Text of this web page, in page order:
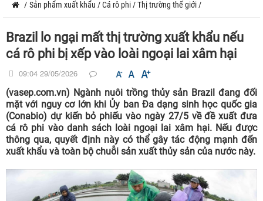
/ Sản phẩm xuất khẩu /Cá rô phi /Thị trường thế giới /
Brazil lo ngại mất thị trường xuất khẩu nếu
cá rô phi bị xếp vào loài ngoại lai xâm hại
09:04 29/05/2026
(vasep.com.vn) Ngành nuôi trồng thủy sản Brazil đang đối
mặt với nguy cơ lớn khi Ủy ban Đa dạng sinh học quốc gia
(Conabio) dự kiến bỏ phiếu vào ngày 27/5 về đề xuất đưa
cá rô phi vào danh sách loài ngoại lai xâm hại. Nếu được
thông qua, quyết định này có thể gây tác động mạnh đến
xuất khẩu và toàn bộ chuỗi sản xuất thủy sản của nước này.